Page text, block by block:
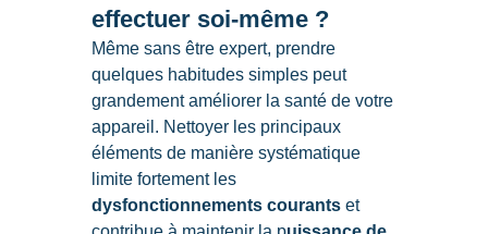
effectuer soi-même ?
Même sans être expert, prendre
quelques habitudes simples peut
grandement améliorer la santé de votre
appareil. Nettoyer les principaux
éléments de manière systématique
limite fortement les
dysfonctionnements courants et